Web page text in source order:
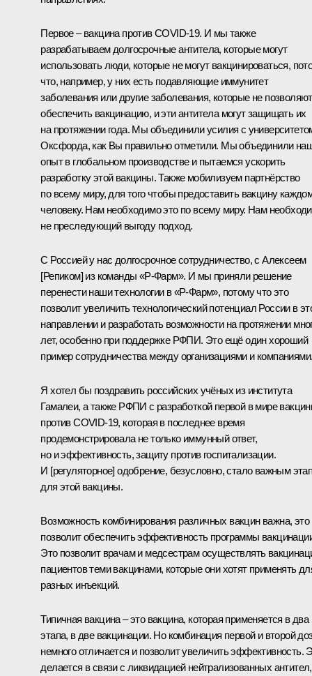
Первое – вакцина против COVID-19. И мы также
разрабатываем долгосрочные антитела, которые могут
использовать люди, которые не могут вакцинироваться,
что, например, у них есть подавляющие иммунитет
заболевания или другие заболевания, которые не позволяют
обеспечить вакцинацию, и эти антитела могут защищать их
на протяжении года. Мы объединили усилия с
Оксфорда, как Вы правильно отметили. Мы объединили
опыт в глобальном производстве и пытаемся ускорить
разработку этой вакцины. Также мобилизуем партнёрство
по всему миру, для того чтобы предоставить вакцину
человеку. Нам необходимо это по всему миру. Нам
не преследующий выгоду подход.
С Россией у нас долгосрочное сотрудничество, с Алексеем
[Репиком] из команды «Р-Фарм». И мы приняли решение
перенести наши технологии в «Р-Фарм», потому что это
позволит увеличить технологический потенциал России в
направлении и разработать возможности на протяжении
лет, особенно при поддержке РФПИ. Это ещё один хороший
пример сотрудничества между организациями и
Я хотел бы поздравить российских учёных из института
Гамалеи, а также РФПИ с разработкой первой в мире
против COVID-19, которая в последнее время
продемонстрировала не только иммунный ответ,
но и эффективность, защиту против госпитализации.
И [регуляторное] одобрение, безусловно, стало важным
для этой вакцины.
Возможность комбинирования различных вакцин важна, это
позволит обеспечить эффективность программы
Это позволит врачам и медсестрам осуществлять
пациентов теми вакцинами, которые они хотят применять
разных инъекций.
Типичная вакцина – это вакцина, которая применяется в два
этапа, в две вакцинации. Но комбинация первой и второй
немного отличается и позволит увеличить эффективность.
делается в связи с ликвидацией нейтрализованных антител,